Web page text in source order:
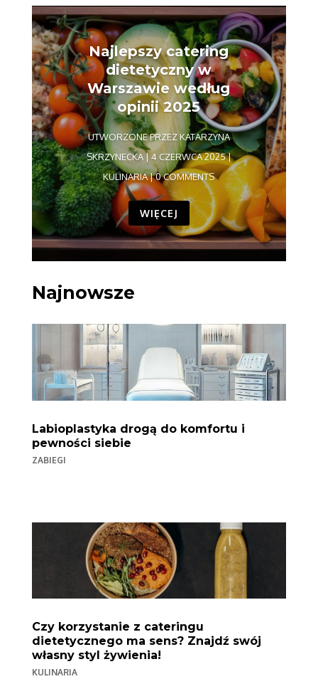
Najlepszy catering
dietetyczny w
Warszawie według
opinii 2025
UTWORZONE PRZEZKATARZYNA
SKRZYNECKA|4 CZERWCA 2025|
KULINARIA| 0 COMMENTS
WIĘCEJ
Najnowsze
Labioplastyka drogą do komfortu i
pewności siebie
ZABIEGI
Czy korzystanie z cateringu
dietetycznego ma sens? Znajdź swój
własny styl żywienia!
KULINARIA